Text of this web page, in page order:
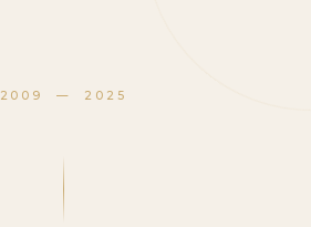
2009 — 2025